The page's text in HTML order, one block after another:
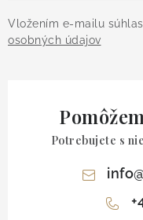
Vložením e-mailu
osobných údajov
Potrebujete s
info